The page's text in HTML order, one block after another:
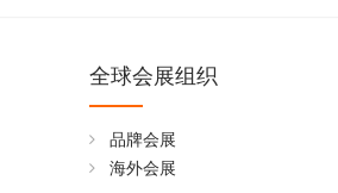
全球会展组织
品牌会展
海外会展